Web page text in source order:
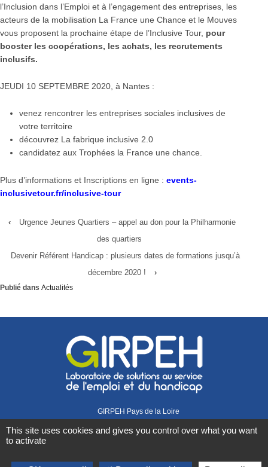
l’Inclusion dans l’Emploi et à l’engagement des entreprises, les
acteurs de la mobilisation La France une Chance et le Mouves
vous proposent la prochaine étape de l’Inclusive Tour, pour
booster les coopérations, les achats, les recrutements
inclusifs.
JEUDI 10 SEPTEMBRE 2020, à Nantes :
venez rencontrer les entreprises sociales inclusives de
votre territoire
découvrez La fabrique inclusive 2.0
candidatez aux Trophées la France une chance.
Plus d’informations et Inscriptions en ligne : events-
inclusivetour.fr/inclusive-tour
‹
Urgence Jeunes Quartiers – appel au don pour la Philharmonie
des quartiers
Devenir Référent Handicap : plusieurs dates de formations jusqu’à
décembre 2020 !
›
Publié dans Actualités
GIRPEH Pays de la Loire
44000 Nantes
This site uses cookies and gives you control over what you want
to activate